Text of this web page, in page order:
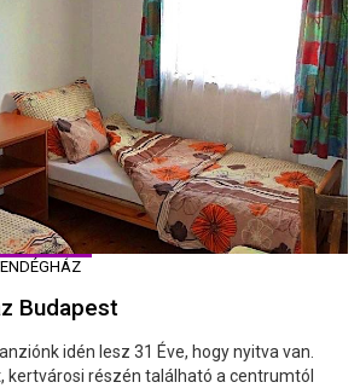
Budapest
idén lesz 31 Éve, hogy nyitva van.
kertvárosi részén található a centrumtól